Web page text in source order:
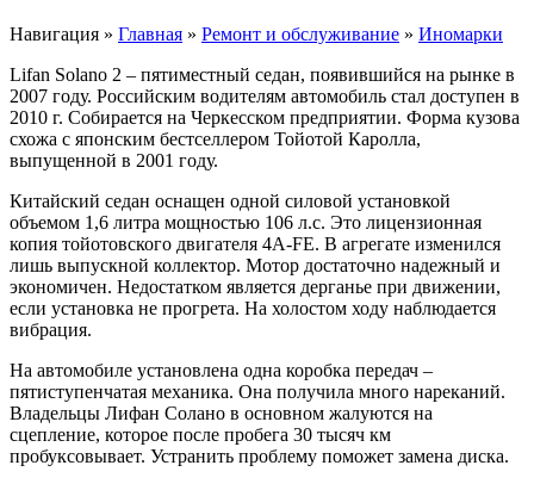
Навигация » Главная » Ремонт и обслуживание » Иномарки
Lifan Solano 2 – пятиместный седан, появившийся на рынке в
2007 году. Российским водителям автомобиль стал доступен в
2010 г. Собирается на Черкесском предприятии. Форма кузова
схожа с японским бестселлером Тойотой Каролла,
выпущенной в 2001 году.
Китайский седан оснащен одной силовой установкой
объемом 1,6 литра мощностью 106 л.с. Это лицензионная
копия тойотовского двигателя 4А-FE. В агрегате изменился
лишь выпускной коллектор. Мотор достаточно надежный и
экономичен. Недостатком является дерганье при движении,
если установка не прогрета. На холостом ходу наблюдается
вибрация.
На автомобиле установлена одна коробка передач –
пятиступенчатая механика. Она получила много нареканий.
Владельцы Лифан Солано в основном жалуются на
сцепление, которое после пробега 30 тысяч км
пробуксовывает. Устранить проблему поможет замена диска.